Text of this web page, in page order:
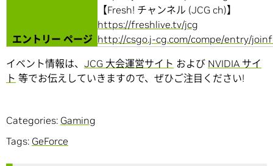
【Fresh! チャンネル (JCG ch)】
https://freshlive.tv/jcg
エントリー ページ http://csgo.j-cg.com/compe/entry/
イベント情報は、 JCG 大会運営サイト および NVIDIA サイ
ト 等でお伝えしていきますので、ぜひご注目ください!
Categories: Gaming
Tags: GeForce